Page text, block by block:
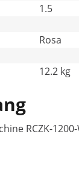
1.5
Rosa
12.2 kg
RCZK-